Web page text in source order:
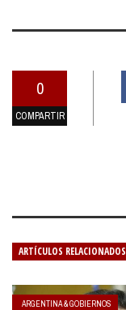
0
COMPARTIR
ARTÍCULOS RELACIONADOS
ARGENTINA & GOBIERNOS